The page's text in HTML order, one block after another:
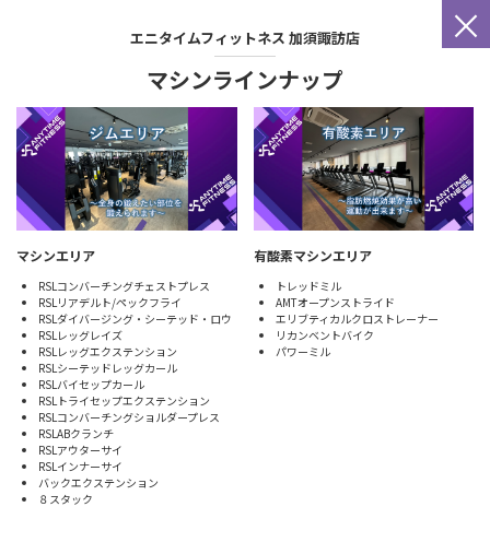
×
エニタイムフィットネス 加須諏訪店
マシンラインナップ
マシンエリア
RSLコンバーチングチェストプレス
RSLリアデルト/ペックフライ
RSLダイバージング・シーテッド・ロウ
RSLレッグレイズ
RSLレッグエクステンション
RSLシーテッドレッグカール
RSLバイセップカール
RSLトライセップエクステンション
RSLコンバーチングショルダープレス
RSLABクランチ
RSLアウターサイ
RSLインナーサイ
バックエクステンション
８スタック
有酸素マシンエリア
トレッドミル
AMTオープンストライド
エリブティカルクロストレーナー
リカンベントバイク
パワーミル